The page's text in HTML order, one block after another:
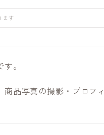
ます
。
品写真の撮影・プロフィ